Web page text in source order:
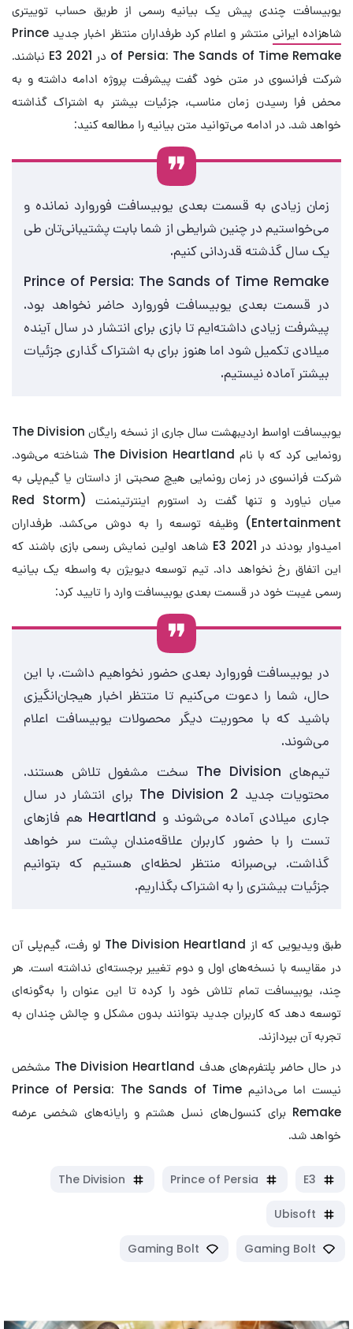
یوبیسافت چندی پیش یک بیانیه رسمی از طریق حساب توییتری
شاهزاده ایرانی
منتشر و اعلام کرد طرفداران منتظر اخبار جدید Prince
of Persia: The Sands of Time Remake در E3 2021 نباشند.
شرکت فرانسوی در متن خود گفت پیشرفت پروژه ادامه داشته و به
محض فرا رسیدن زمان مناسب، جزئیات بیشتر به اشتراک گذاشته
خواهد شد. در ادامه می‌توانید متن بیانیه را مطالعه کنید:
زمان زیادی به قسمت بعدی یوبیسافت فوروارد نمانده و
می‌خواستیم در چنین شرایطی از شما بابت پشتیبانی‌تان طی
یک سال گذشته قدردانی کنیم.
Prince of Persia: The Sands of Time Remake
در قسمت بعدی یوبیسافت فوروارد حاضر نخواهد بود.
پیشرفت زیادی داشته‌ایم تا بازی برای انتشار در سال آینده
میلادی تکمیل شود اما هنوز برای به اشتراک گذاری جزئیات
بیشتر آماده نیستیم.
یوبیسافت اواسط اردیبهشت سال جاری از نسخه رایگان The Division
رونمایی کرد که با نام The Division Heartland شناخته می‌شود.
شرکت فرانسوی در زمان رونمایی هیچ صحبتی از داستان یا گیم‌پلی به
میان نیاورد و تنها گفت رد استورم اینترتینمنت (Red Storm
Entertainment) وظیفه توسعه را به دوش می‌کشد. طرفداران
امیدوار بودند در E3 2021 شاهد اولین نمایش رسمی بازی باشند که
این اتفاق رخ نخواهد داد. تیم توسعه دیویژن به واسطه یک بیانیه
رسمی غیبت خود در قسمت بعدی یوبیسافت وارد را تایید کرد:
در یوبیسافت فوروارد بعدی حضور نخواهیم داشت. با این
حال، شما را دعوت می‌کنیم تا متتظر اخبار هیجان‌انگیزی
باشید که با محوریت دیگر محصولات یوبیسافت اعلام
می‌شوند.
تیم‌های The Division سخت مشغول تلاش هستند.
محتویات جدید The Division 2 برای انتشار در سال
جاری میلادی آماده می‌شوند و Heartland هم فازهای
تست را با حضور کاربران علاقه‌مندان پشت سر خواهد
گذاشت. بی‌صبرانه منتظر لحظه‌ای هستیم که بتوانیم
جزئیات بیشتری را به اشتراک بگذاریم.
طبق ویدیویی که از The Division Heartland لو رفت، گیم‌پلی آن
در مقایسه با نسخه‌های اول و دوم تغییر برجسته‌ای نداشته است. هر
چند، یوبیسافت تمام تلاش خود را کرده تا این عنوان را به‌گونه‌ای
توسعه دهد که کاربران جدید بتوانند بدون مشکل و چالش چندان به
تجربه آن بپردازند.
در حال حاضر پلتفرم‌های هدف The Division Heartland مشخص
نیست اما می‌دانیم Prince of Persia: The Sands of Time
Remake برای کنسول‌های نسل هشتم و رایانه‌های شخصی عرضه
خواهد شد.
E3
Prince of Persia
The Division
Ubisoft
Gaming Bolt
Gaming Bolt